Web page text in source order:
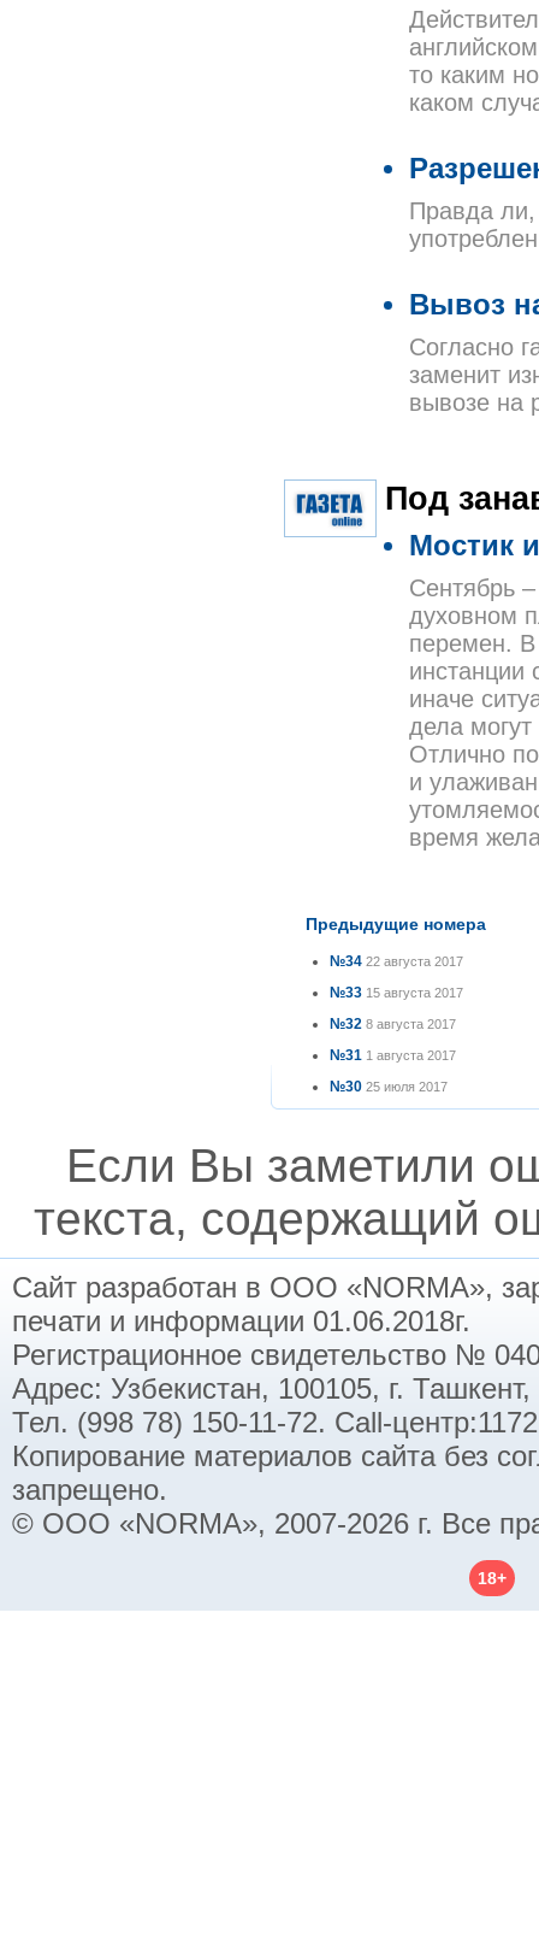
то каким
каком
Правда ли,
Вывоз
Согласно
заменит
вывозе на
Под
Мостик
Сентябрь
духовном
перемен.
инстанции
иначе
дела могут
Отлично
и
время
Предыдущие номера
№34 22 августа 2017
№33 15 августа 2017
№32 8 августа 2017
№31 1 августа 2017
№30 25 июля 2017
Если Вы заметили
текста, содержащий
Сайт разработан в ООО «NORMA»,
печати и информации 01.06.2018г.
Регистрационное свидетельство №
Адрес: Узбекистан, 100105, г.
Тел. (998 78) 150-11-72. Call-
Копирование материалов сайта без
запрещено.
© ООО «NORMA», 2007-2026 г. Все
18+